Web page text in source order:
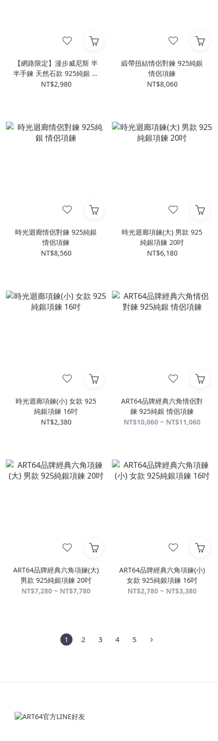
【網路限定】漫步威尼斯 半
半手鍊 天然石款 925純銀 女
生手鍊
NT$2,980
緞帶扭結情侶對鍊 925純銀
情侶項鍊
NT$8,060
時光迴廊情侶對鍊 925純銀
情侶項鍊
NT$8,560
時光迴廊項鍊(大) 男款 925
純銀項鍊 20吋
NT$6,180
時光迴廊項鍊(小) 女款 925
純銀項鍊 16吋
NT$2,380
ART64品牌經典六角情侶對
鍊 925純銀 情侶項鍊
NT$10,060 ~ NT$11,060
ART64品牌經典六角項鍊(大)
男款 925純銀項鍊 20吋
NT$7,280 ~ NT$7,780
ART64品牌經典六角項鍊(小)
女款 925純銀項鍊 16吋
NT$2,780 ~ NT$3,380
1 2 3 4 5